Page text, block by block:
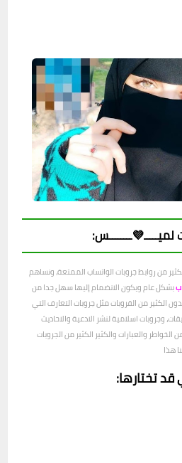
من روابط جروبات الواتساب الممتعة، ونساهم
بشكل عام ويكون الانضمام إليها سهل جدا من
الكثير من القروبات مثل جروبات التعارف التي
وجروبات اسلامية لنشر الادعية والاحاديث
الخواطر والعبارات والكثير الكثير من الجروبات
هذا
قد تختارها: